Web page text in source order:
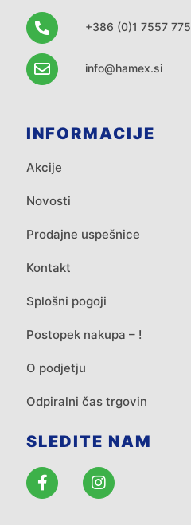
+386 (0)1 7557 775
info@hamex.si
INFORMACIJE
Akcije
Novosti
Prodajne uspešnice
Kontakt
Splošni pogoji
Postopek nakupa – !
O podjetju
Odpiralni čas trgovin
SLEDITE NAM